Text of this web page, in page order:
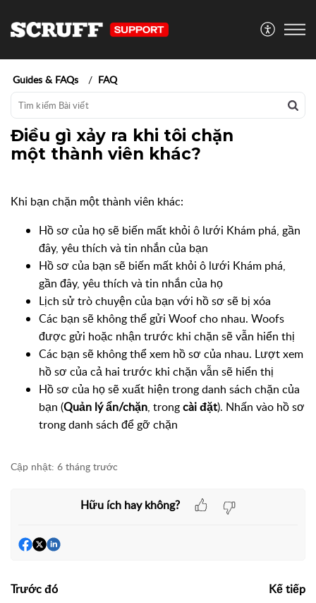
Guides & FAQs FAQ
Điều gì xảy ra khi tôi chặn
một thành viên khác?
Khi bạn chặn một thành viên khác:
Hồ sơ của họ sẽ biến mất khỏi ô lưới Khám phá, gần
đây, yêu thích và tin nhắn của bạn
Hồ sơ của bạn sẽ biến mất khỏi ô lưới Khám phá,
gần đây, yêu thích và tin nhắn của họ
Lịch sử trò chuyện của bạn với hồ sơ sẽ bị xóa
Các bạn sẽ không thể gửi Woof cho nhau. Woofs
được gửi hoặc nhận trước khi chặn sẽ vẫn hiển thị
Các bạn sẽ không thể xem hồ sơ của nhau. Lượt xem
hồ sơ của cả hai trước khi chặn vẫn sẽ hiển thị
Hồ sơ của họ sẽ xuất hiện trong danh sách chặn của
bạn (Quản lý ẩn/chặn, trongcài đặt). Nhấn vào hồ sơ
trong danh sách để gỡ chặn
Cập nhật: 6 tháng trước
Hữu ích hay không?
Trước đó Kế tiếp